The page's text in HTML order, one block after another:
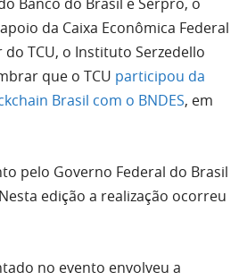
da Caixa Econômica Federal
do TCU, o Instituto Serzedello
que o TCU participou da
Brasil com o BNDES, em
pelo Governo Federal do Brasil
edição a realização ocorreu
no evento envolveu a